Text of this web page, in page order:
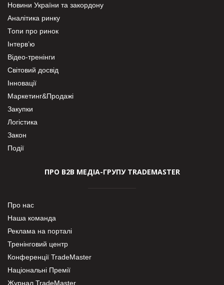
Новини України та закордону
Аналітика ринку
Топи про ринок
Інтерв’ю
Відео-тренінги
Світовий досвід
Інновації
Маркетинг&Продажі
Закупки
Логістика
Закон
Події
ПРО В2В МЕДІА-ГРУПУ TRADEMASTER
Про нас
Наша команда
Реклама на порталі
Тренінговий центр
Конференції TradeMaster
Національні Премії
Журнал TradeMaster